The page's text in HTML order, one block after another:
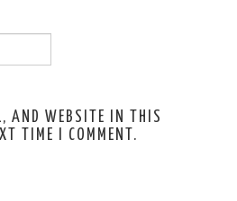
AND WEBSITE IN THIS
TIME I COMMENT.